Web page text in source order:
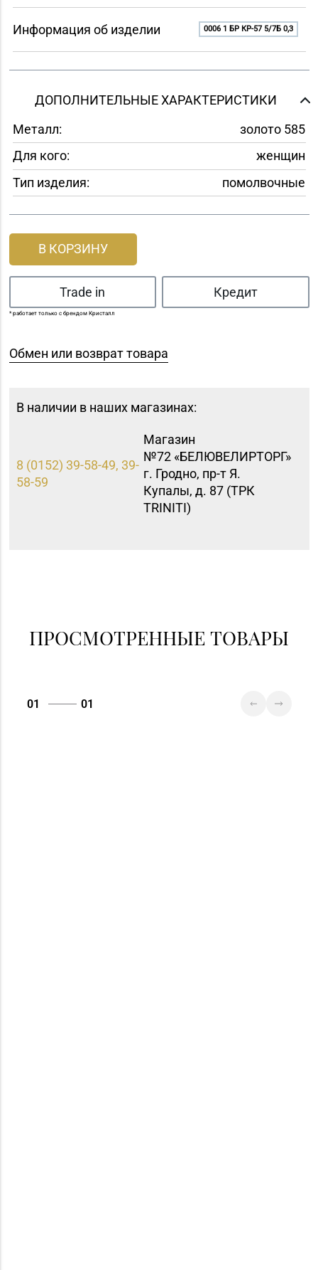
Информация об изделии 0006 1 БР КР-57 5/7Б 0,3
ДОПОЛНИТЕЛЬНЫЕ ХАРАКТЕРИСТИКИ
Металл:
золото 585
Для кого:
женщин
Тип изделия:
помолвочные
В КОРЗИНУ
Trade in Кредит
* работает только с брендом Кристалл
Обмен или возврат товара
В наличии в наших магазинах:
8 (0152) 39-58-49, 39-
58-59
Магазин
№72 «БЕЛЮВЕЛИРТОРГ»
г. Гродно, пр-т Я.
Купалы, д. 87 (ТРК
TRINITI)
ПРОСМОТРЕННЫЕ ТОВАРЫ
01 01